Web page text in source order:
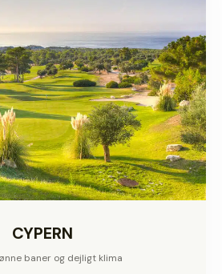
CYPERN
baner og dejligt klima